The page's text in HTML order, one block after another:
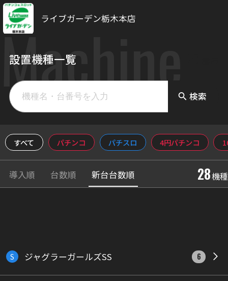
ライブガーデン栃木本店
Machine
設置機種一覧
search 検索
すべて パチンコ パチスロ 4円パチンコ
導入順 台数順 新台台数順 28機種
S ジャグラーガールズSS 6